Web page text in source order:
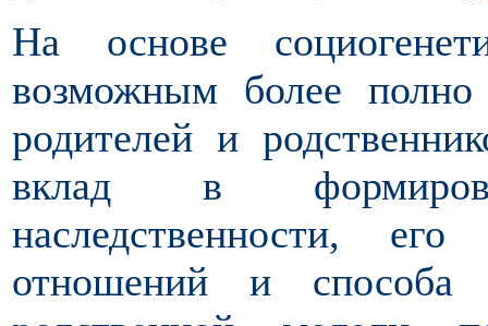
На основе
возможным более полно
родителей и
вклад в
наследственности,
отношений и способа